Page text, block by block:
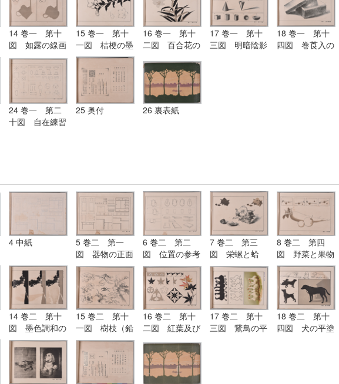
14 巻一 第十
図 如露の線画
と平塗画
15 巻一 第十
一図 桔梗の墨
画
16 巻一 第十
二図 百合花の
練習）
17 巻一 第十
三図 明暗陰影
18 巻一 第十
四図 巻莨入の
24 巻一 第二
十図 自在練習
25 奥付 26 裏表紙
4 中紙
5 巻二 第一
図 器物の正面
図
6 巻二 第二
図 位置の参考
図
7 巻二 第三
図 栄螺と蛤
（鉛筆及び毛筆
練習）
8 巻二 第四
図 野菜と果物
（位置の練習）
14 巻二 第十
図 墨色調和の
研究
15 巻二 第十
一図 樹枝（鉛
筆及びペン練
習）
16 巻二 第十
二図 紅葉及び
其考案画
17 巻二 第十
三図 鵞鳥の平
18 巻二 第十
四図 犬の平塗